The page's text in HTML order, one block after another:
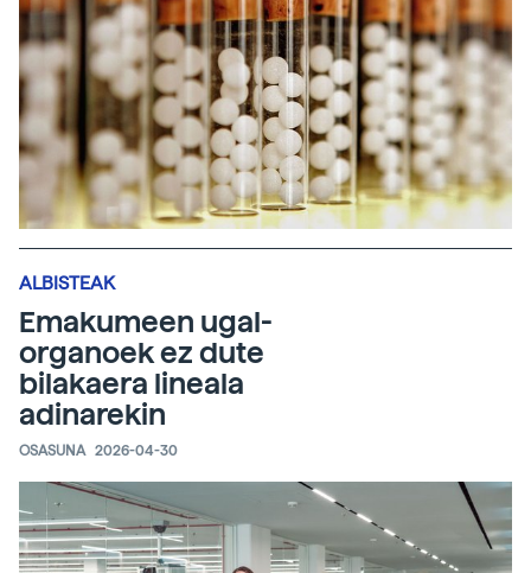
ALBISTEAK
Emakumeen ugal-
organoek ez dute
bilakaera lineala
adinarekin
OSASUNA 2026-04-30